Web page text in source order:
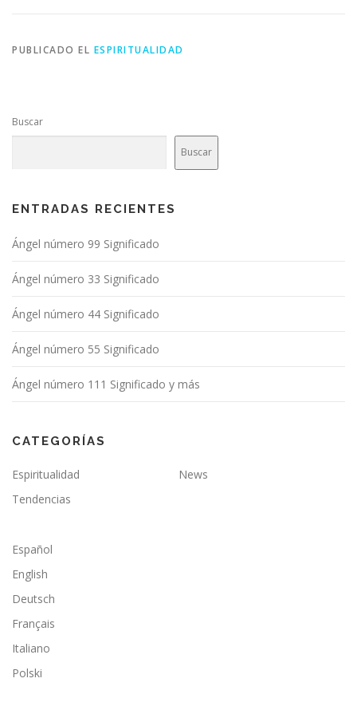
PUBLICADO EL ESPIRITUALIDAD
Buscar
Buscar
ENTRADAS RECIENTES
Ángel número 99 Significado
Ángel número 33 Significado
Ángel número 44 Significado
Ángel número 55 Significado
Ángel número 111 Significado y más
CATEGORÍAS
Espiritualidad
News
Tendencias
Español
English
Deutsch
Français
Italiano
Polski